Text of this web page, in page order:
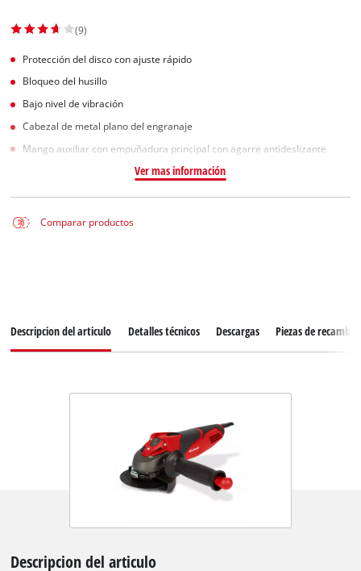
(9)
Protección del disco con ajuste rápido
Bloqueo del husillo
Bajo nivel de vibración
Cabezal de metal plano del engranaje
Mango auxiliar con empuñadura principal con agarre antideslizante
Ver mas información
Comparar productos
Descripcion del articulo Detalles técnicos Descargas Piezas de recambio
Descripcion del articulo